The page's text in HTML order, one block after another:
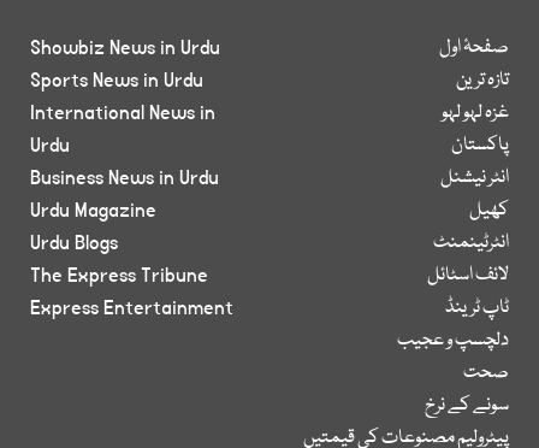
صفحۂ اول
تازہ ترین
غزہ لہو لہو
پاکستان
انٹر نیشنل
کھیل
انٹرٹینمنٹ
لائف اسٹائل
ٹاپ ٹرینڈ
دلچسپ و عجیب
صحت
سونے کے نرخ
پیٹرولیم مصنوعات کی قیمتیں
Showbiz News in Urdu
Sports News in Urdu
International News in
Urdu
Business News in Urdu
Urdu Magazine
Urdu Blogs
The Express Tribune
Express Entertainment